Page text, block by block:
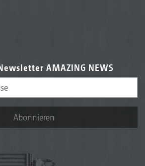
AMAZING NEWS
Abonnieren